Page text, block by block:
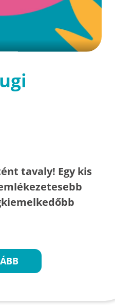
tavaly! Egy kis